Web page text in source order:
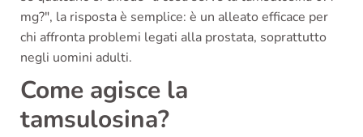
mg?", la risposta è semplice: è un alleato efficace per
chi affronta problemi legati alla prostata, soprattutto
negli uomini adulti.
Come agisce la
tamsulosina?